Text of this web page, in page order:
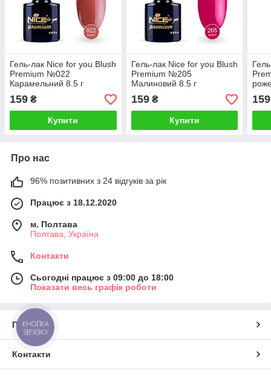
Гель-лак Nice for you Blush
Premium №022
Карамельний 8.5 г
159 ₴
Купити
Гель-лак Nice for you Blush
Premium №205
Малиновий 8.5 г
159₴
Купити
159
Про нас
96% позитивних з 24 відгуків за рік
Працює з 18.12.2020
м. Полтава
Полтава, Україна
Контакти
Сьогодні працює з 09:00 до 18:00
Показати весь графік роботи
Про нас
Контакти
КНОПКА
ЗВ'ЯЗКУ